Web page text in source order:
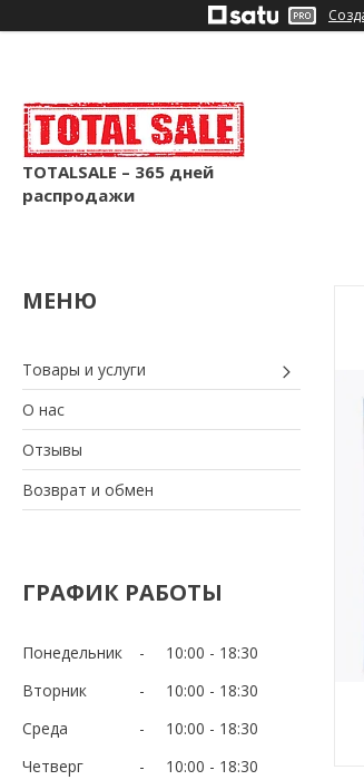
TOTALSALE – 365 дней
распродажи
Товары и услуги
О нас
Отзывы
Возврат и обмен
ГРАФИК РАБОТЫ
Понедельник 10:00
18:30
Вторник
10:00
18:30
Среда
10:00
18:30
Четверг
10:00
18:30